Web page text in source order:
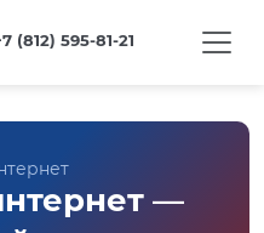
(812) 595-81-21
—